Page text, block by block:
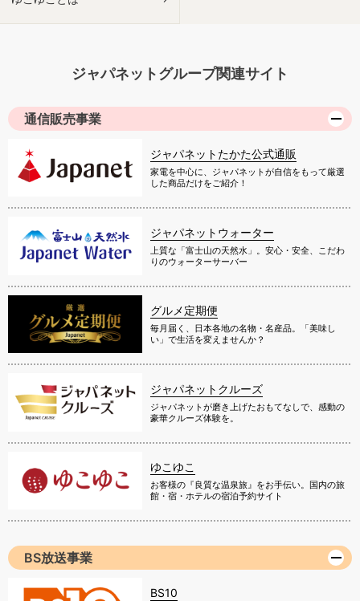
ジャパネットグループ関連サイト
通信販売事業
ジャパネットたかた公式通販
家電を中心に、ジャパネットが自信をもって厳選
した商品だけをご紹介！
ジャパネットウォーター
上質な「富士山の天然水」。安心・安全、こだわ
りのウォーターサーバー
グルメ定期便
毎月届く、日本各地の名物・名産品。「美味し
い」で生活を変えませんか？
ジャパネットクルーズ
ジャパネットが磨き上げたおもてなしで、感動の
豪華クルーズ体験を。
ゆこゆこ
お客様の『良質な温泉旅』をお手伝い。国内の旅
館・宿・ホテルの宿泊予約サイト
BS放送事業
BS10